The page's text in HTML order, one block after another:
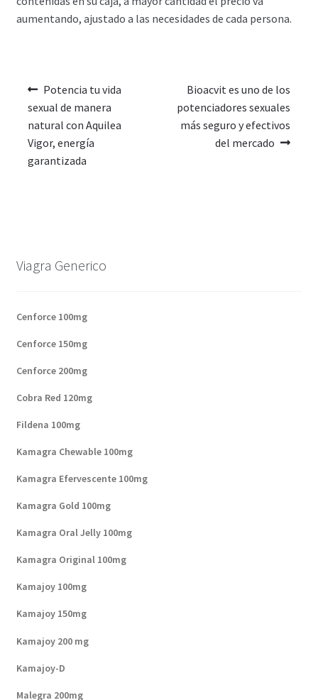
aumentando, ajustado a las necesidades de cada persona.
Potencia tu vida
sexual de manera
natural con Aquilea
Vigor, energía
garantizada
Bioacvit es uno de los
potenciadores sexuales
más seguro y efectivos
del mercado
Viagra Generico
Cenforce 100mg
Cenforce 150mg
Cenforce 200mg
Cobra Red 120mg
Fildena 100mg
Kamagra Chewable 100mg
Kamagra Efervescente 100mg
Kamagra Gold 100mg
Kamagra Oral Jelly 100mg
Kamagra Original 100mg
Kamajoy 100mg
Kamajoy 150mg
Kamajoy 200 mg
Kamajoy-D
Malegra 200mg